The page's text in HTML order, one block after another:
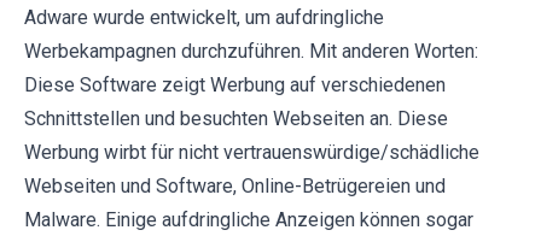
Adware wurde entwickelt, um aufdringliche
Werbekampagnen durchzuführen. Mit anderen Worten:
Diese Software zeigt Werbung auf verschiedenen
Schnittstellen und besuchten Webseiten an. Diese
Werbung wirbt für nicht vertrauenswürdige/schädliche
Webseiten und Software, Online-Betrügereien und
Malware. Einige aufdringliche Anzeigen können sogar